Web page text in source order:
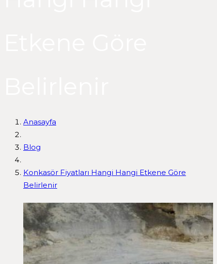
Anasayfa
Blog
Konkasör Fiyatları Hangi Hangi Etkene Göre
Belirlenir